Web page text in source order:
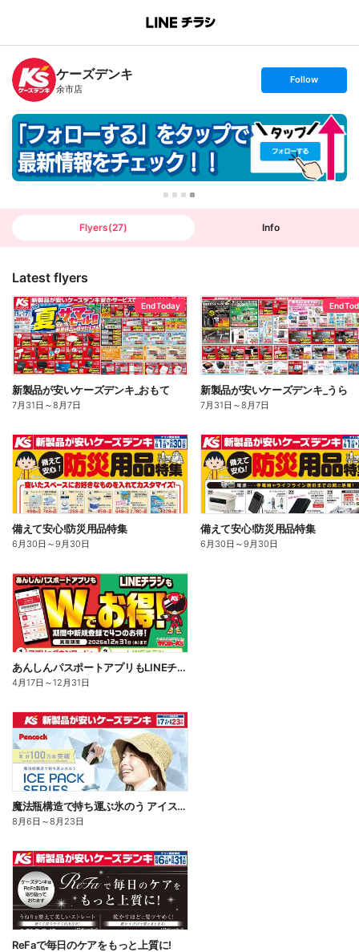
B
n
c
h
T
ケーズデンキ
余市店
s
t
o
l
l
o
w
Follow
Flyers(27) Info
Latest flyers
End Today
新製品が安いケーズデンキ_おもて
7月31日 ～8月7日
End
新製品が安いケーズデンキ_うら
7月31日 ～8月7日
備えて安心!防災用品特集
6月30日 ～9月30日
備えて安心!防災用品特集
6月30日 ～9月30日
あんしんパスポートアプリもLINEチラシもWでお得!
4月17日 ～12月31日
魔法瓶構造で持ち運ぶ氷のう アイスパックシリーズ
8月6日 ～8月23日
ReFaで毎日のケアをもっと上質に!